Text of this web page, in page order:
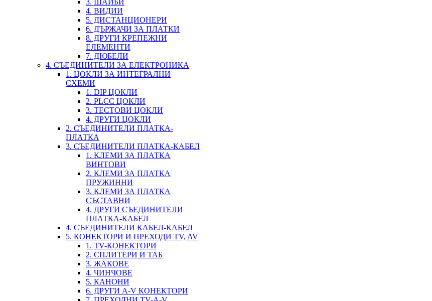
4. ВИДИИ
5. ДИСТАНЦИОНЕРИ
6. ДЪРЖАЧИ ЗА ПЛАТКИ
8. ДРУГИ КРЕПЕЖНИ
ЕЛЕМЕНТИ
7. ДЮБЕЛИ
4. СЪЕДИНИТЕЛИ ЗА ЕЛЕКТРОНИКА
1. ЦОКЛИ ЗА ИНТЕГРАЛНИ
СХЕМИ
1. DIP ЦОКЛИ
2. PLCC ЦОКЛИ
3. ТЕСТОВИ ЦОКЛИ
4. ДРУГИ ЦОКЛИ
2. СЪЕДИНИТЕЛИ ПЛАТКА-
ПЛАТКА
3. СЪЕДИНИТЕЛИ ПЛАТКА-КАБЕЛ
1. КЛЕМИ ЗА ПЛАТКА
ВИНТОВИ
2. КЛЕМИ ЗА ПЛАТКА
ПРУЖИННИ
3. КЛЕМИ ЗА ПЛАТКА
СЪСТАВНИ
4. ДРУГИ СЪЕДИНИТЕЛИ
ПЛАТКА-КАБЕЛ
4. СЪЕДИНИТЕЛИ КАБЕЛ-КАБЕЛ
5. КОНЕКТОРИ И ПРЕХОДИ TV, AV
1. TV-КОНЕКТОРИ
2. СПЛИТЕРИ И ТАБ
3. ЖАКОВЕ
4. ЧИНЧОВЕ
5. КАНОНИ
6. ДРУГИ A-V КОНЕКТОРИ